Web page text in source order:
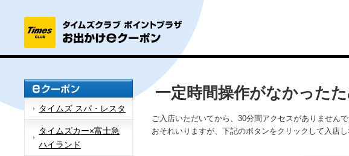
タイムズ スパ・レスタ
タイムズカー×富士急
ハイランド
一定時間操作がなかった
ご入店いただいてから、30分間アクセスがありません
おそれいりますが、下記のボタンをクリックして入店し